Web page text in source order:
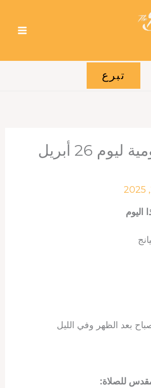
تبرع
الصلاة اليومية ليوم 26 أبريل
اليوم
بعد الظهر وفي الليل
للصلاة: